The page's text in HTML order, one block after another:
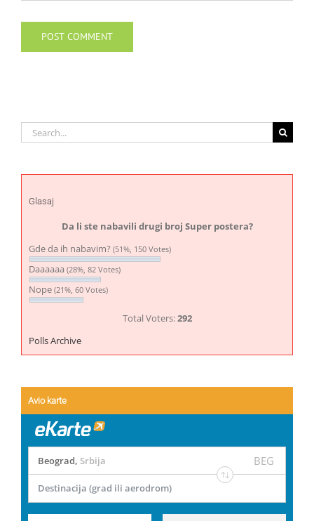
Search
for:
Glasaj
Da li ste nabavili drugi broj Super postera?
Gde da ih nabavim? (51%, 150 Votes)
Daaaaaa (28%, 82 Votes)
Nope (21%, 60 Votes)
Total Voters:292
Polls Archive
Avio karte
Beograd, Srbija BEG
Destinacija (grad ili aerodrom)